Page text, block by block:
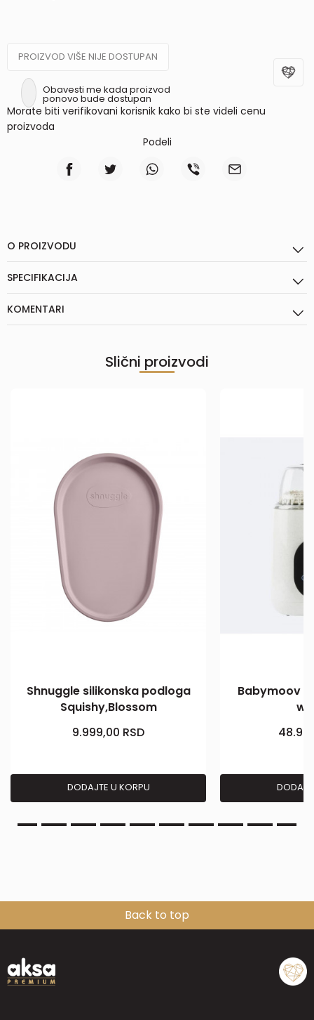
PROIZVOD VIŠE NIJE DOSTUPAN
Obavesti me kada proizvod
ponovo bude dostupan
Morate biti verifikovani korisnik kako bi ste videli cenu
proizvoda
Podeli
O PROIZVODU
SPECIFIKACIJA
KOMENTARI
Slični proizvodi
Shnuggle silikonska podloga
Squishy,Blossom
9.999,00 RSD
DODAJTE U KORPU
Babymoov
Back to top